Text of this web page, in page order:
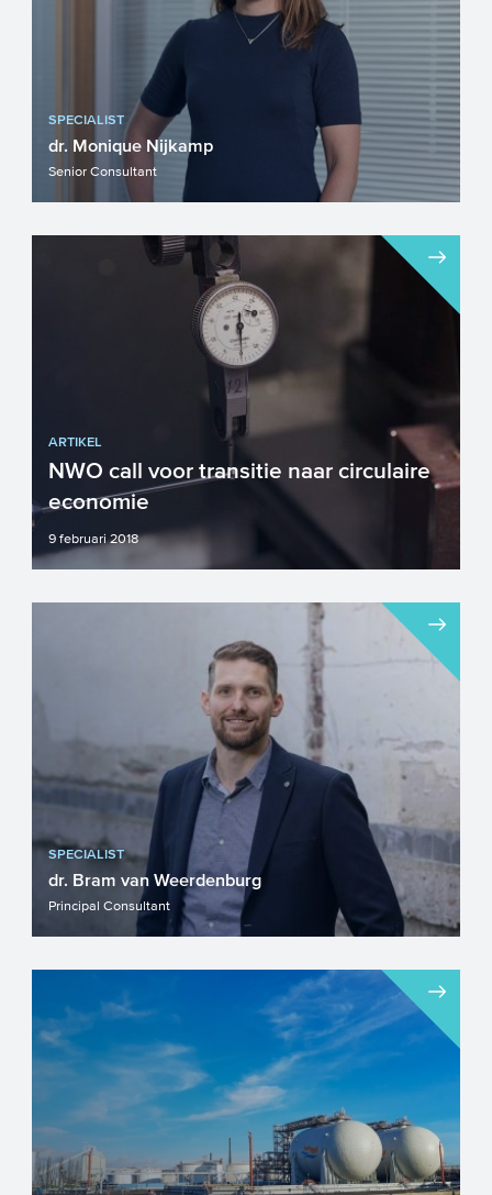
SPECIALIST
dr. Monique Nijkamp
Senior Consultant
ARTIKEL
NWO call voor transitie naar circulaire
economie
9 februari 2018
In een circulaire economie bestaat er
geen afval en worden grondstoffen
steeds opnieuw gebruikt. Een...
SPECIALIST
dr. Bram van Weerdenburg
Principal Consultant